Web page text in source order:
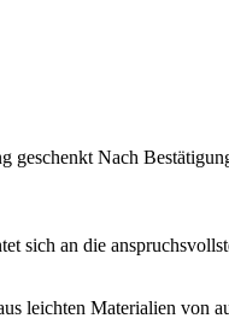
geschenkt Nach
sich an die
leichten Materialien von